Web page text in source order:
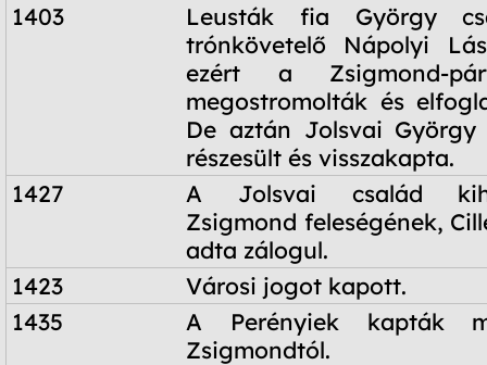
1403
Leusták fia György
trónkövetelő Nápolyi
ezért a Zsigmond-
megostromolták és
De aztán Jolsvai György
részesült és visszakapta.
1427
A Jolsvai család
Zsigmond feleségének,
adta zálogul.
1423
Városi jogot kapott.
1435
A Perényiek kapták
Zsigmondtól.